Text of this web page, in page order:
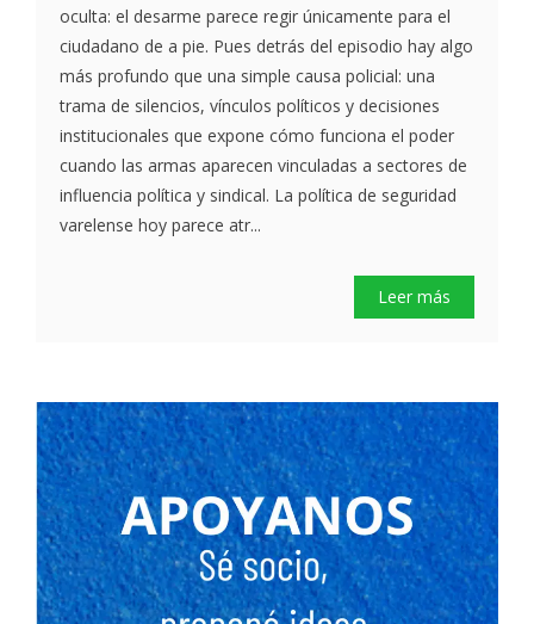
oculta: el desarme parece regir únicamente para el
ciudadano de a pie. Pues detrás del episodio hay algo
más profundo que una simple causa policial: una
trama de silencios, vínculos políticos y decisiones
institucionales que expone cómo funciona el poder
cuando las armas aparecen vinculadas a sectores de
influencia política y sindical. La política de seguridad
varelense hoy parece atr...
Leer más